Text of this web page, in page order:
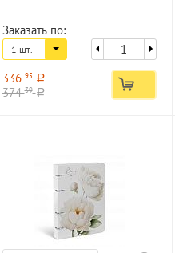
Заказать по:
1 шт.
336 95 a
37439 a